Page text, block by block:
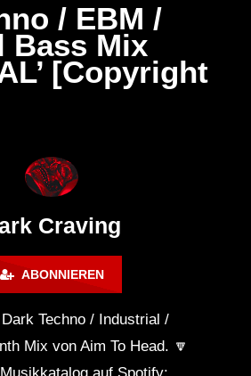
/ Cyberpunk / Dark Electro
/ Cyberpunk / Experimental
[Copyright Free]
/ EBM /
Bass Mix
[Copyright
Craving
ABONNIEREN
Techno / Industrial /
Mix von Aim To Head. 🔽